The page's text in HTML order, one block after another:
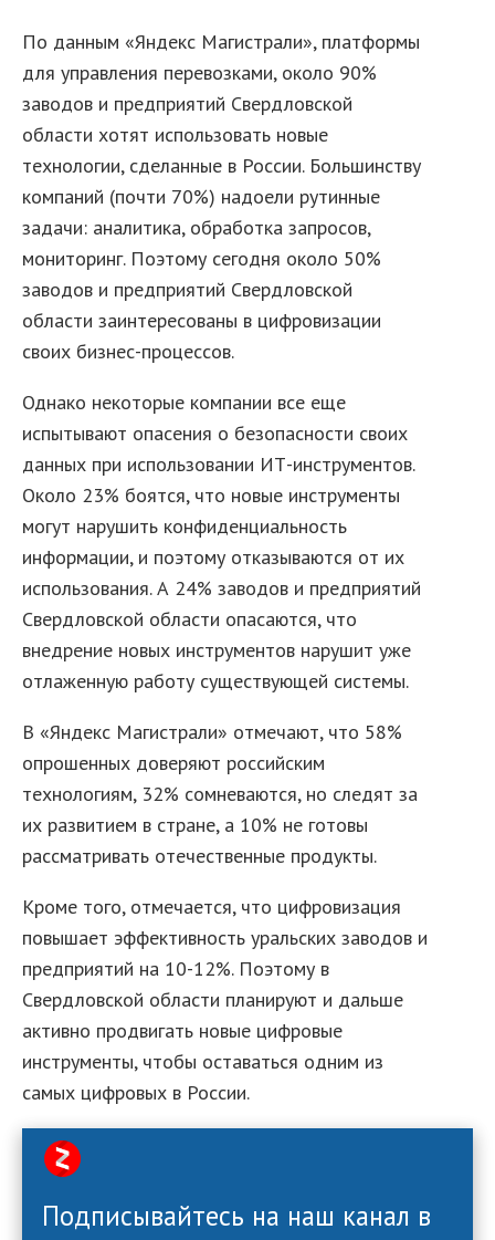
По данным «Яндекс Магистрали», платформы
для управления перевозками, около 90%
заводов и предприятий Свердловской
области хотят использовать новые
технологии, сделанные в России. Большинству
компаний (почти 70%) надоели рутинные
задачи: аналитика, обработка запросов,
мониторинг. Поэтому сегодня около 50%
заводов и предприятий Свердловской
области заинтересованы в цифровизации
своих бизнес-процессов.
Однако некоторые компании все еще
испытывают опасения о безопасности своих
данных при использовании ИТ-инструментов.
Около 23% боятся, что новые инструменты
могут нарушить конфиденциальность
информации, и поэтому отказываются от их
использования. А 24% заводов и предприятий
Свердловской области опасаются, что
внедрение новых инструментов нарушит уже
отлаженную работу существующей системы.
В «Яндекс Магистрали» отмечают, что 58%
опрошенных доверяют российским
технологиям, 32% сомневаются, но следят за
их развитием в стране, а 10% не готовы
рассматривать отечественные продукты.
Кроме того, отмечается, что цифровизация
повышает эффективность уральских заводов и
предприятий на 10-12%. Поэтому в
Свердловской области планируют и дальше
активно продвигать новые цифровые
инструменты, чтобы оставаться одним из
самых цифровых в России.
Подписывайтесь на наш канал в